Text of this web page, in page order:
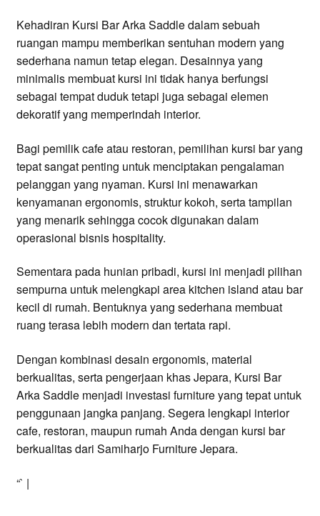
Kehadiran Kursi Bar Arka Saddle dalam sebuah
ruangan mampu memberikan sentuhan modern yang
sederhana namun tetap elegan. Desainnya yang
minimalis membuat kursi ini tidak hanya berfungsi
sebagai tempat duduk tetapi juga sebagai elemen
dekoratif yang memperindah interior.
Bagi pemilik cafe atau restoran, pemilihan kursi bar yang
tepat sangat penting untuk menciptakan pengalaman
pelanggan yang nyaman. Kursi ini menawarkan
kenyamanan ergonomis, struktur kokoh, serta tampilan
yang menarik sehingga cocok digunakan dalam
operasional bisnis hospitality.
Sementara pada hunian pribadi, kursi ini menjadi pilihan
sempurna untuk melengkapi area kitchen island atau bar
kecil di rumah. Bentuknya yang sederhana membuat
ruang terasa lebih modern dan tertata rapi.
Dengan kombinasi desain ergonomis, material
berkualitas, serta pengerjaan khas Jepara, Kursi Bar
Arka Saddle menjadi investasi furniture yang tepat untuk
penggunaan jangka panjang. Segera lengkapi interior
cafe, restoran, maupun rumah Anda dengan kursi bar
berkualitas dari Samiharjo Furniture Jepara.
“` |